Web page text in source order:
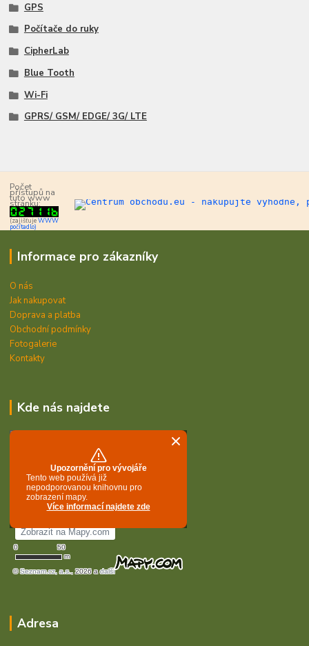
GPS
Počítače do ruky
CipherLab
Blue Tooth
Wi-Fi
GPRS/ GSM/ EDGE/ 3G/ LTE
Počet
přístupů na
tuto www
stránku:
(zajišťujeWWW
počítadlo)
Informace pro zákazníky
O nás
Jak nakupovat
Doprava a platba
Obchodní podmínky
Fotogalerie
Kontakty
Kde nás najdete
Adresa